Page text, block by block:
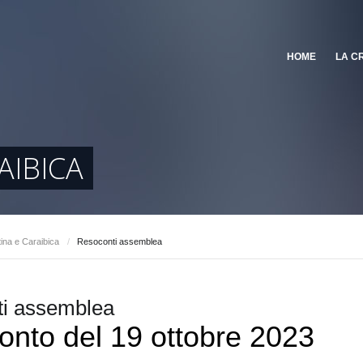
HOME LA
e Caraibica / Resoconti assemblea
assemblea
del 19 ottobre 2023